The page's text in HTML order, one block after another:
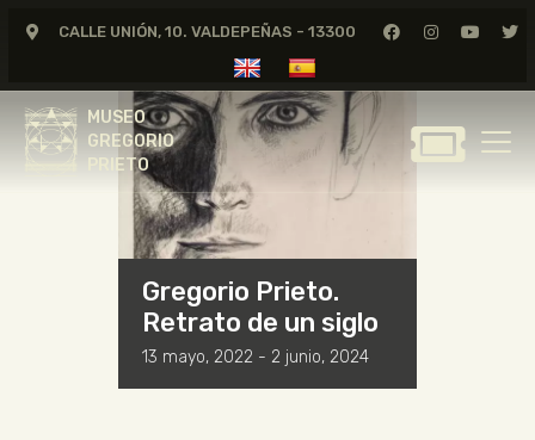
CALLE UNIÓN, 10. VALDEPEÑAS - 13300
MUSEO
GREGORIO
PRIETO
MUSEO
GREGORIO
PRIETO
GREGORIO PRIETO
MUSEO
CERTAMEN DE DIBUJO
FUNDACIÓN
TIENDA
Gregorio Prieto.
Retrato de un siglo
13 mayo, 2022 - 2 junio, 2024